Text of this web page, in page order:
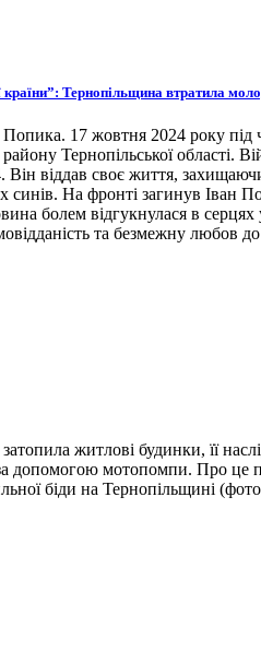
Тернопільщина втратила
17 жовтня 2024 року
Тернопільської області.
Він віддав своє життя,
На фронті загинув Іван
болем відгукнулася в
та безмежну любов
житлові будинки, її
допомогою мотопомпи. Про це
біди на Тернопільщині